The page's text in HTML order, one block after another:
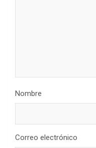
Nombre
Correo electrónico